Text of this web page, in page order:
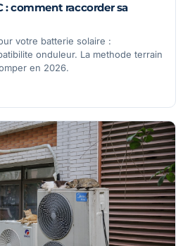
: comment raccorder sa
votre batterie solaire :
onduleur. La methode terrain
en 2026.